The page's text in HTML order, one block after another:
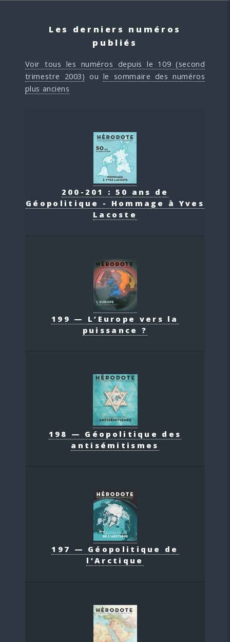
Les derniers numéros
publiés
Voir tous les numéros depuis le 109 (second
trimestre 2003) ou le sommaire des numéros
plus anciens
200-201 : 50 ans de
Géopolitique - Hommage à Yves
Lacoste
199 — L’Europe vers la
puissance ?
198 — Géopolitique des
antisémitismes
197 — Géopolitique de
l’Arctique